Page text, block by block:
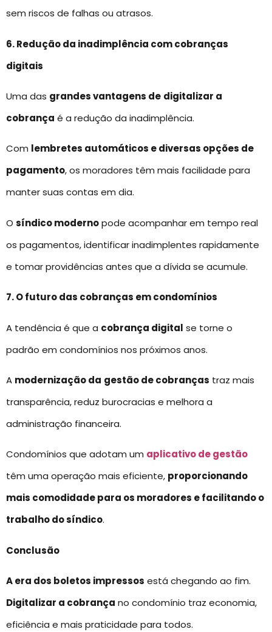
sem riscos de falhas ou atrasos.
6. Redução da inadimplência com cobranças
digitais
Uma das grandes vantagens de digitalizar a
cobrança é a redução da inadimplência.
Com lembretes automáticos e diversas opções de
pagamento, os moradores têm mais facilidade para
manter suas contas em dia.
O síndico modernopode acompanhar em tempo real
os pagamentos, identificar inadimplentes rapidamente
e tomar providências antes que a dívida se acumule.
7. O futuro das cobranças em condomínios
A tendência é que a cobrança digital se torne o
padrão em condomínios nos próximos anos.
A modernização da gestão de cobranças traz mais
transparência, reduz burocracias e melhora a
administração financeira.
Condomínios que adotam um aplicativo de gestão
têm uma operação mais eficiente, proporcionando
mais comodidade para os moradores e facilitando o
trabalho do síndico.
Conclusão
A era dos boletos impressos está chegando ao fim.
Digitalizar a cobrança no condomínio traz economia,
eficiência e mais praticidade para todos.